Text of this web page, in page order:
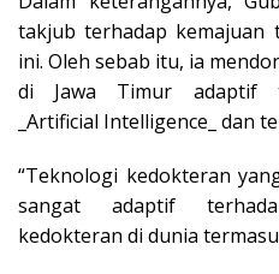
takjub terhadap kemajuan
ini. Oleh sebab itu, ia
di Jawa Timur adaptif
_Artificial Intelligence_ dan
“Teknologi kedokteran
sangat adaptif
kedokteran di dunia